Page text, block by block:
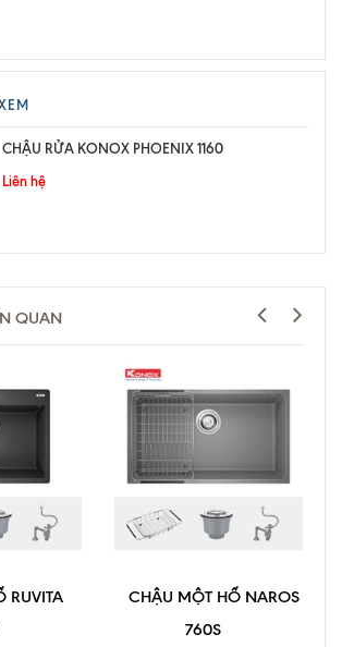
CHẬU RỬA KONOX PHOENIX 1160
Liên hệ
QUAN
RUVITA
CHẬU MỘT HỐ NAROS
760S